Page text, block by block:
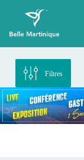
Filtres